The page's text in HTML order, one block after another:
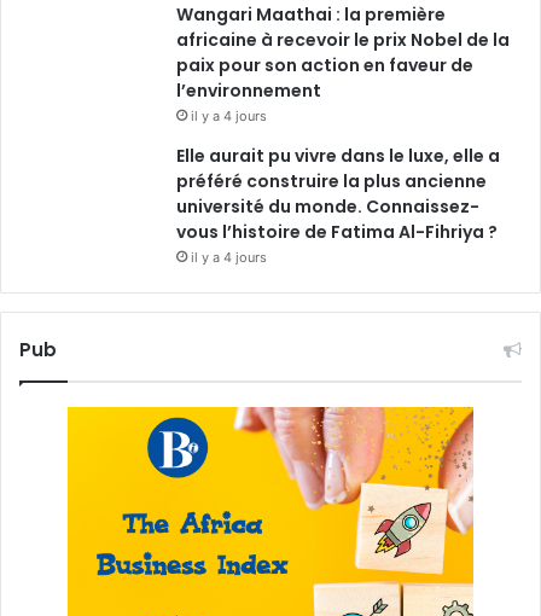
Wangari Maathai : la première
africaine à recevoir le prix Nobel de la
paix pour son action en faveur de
l’environnement
il y a 4 jours
Elle aurait pu vivre dans le luxe, elle a
préféré construire la plus ancienne
université du monde. Connaissez-
vous l’histoire de Fatima Al-Fihriya ?
il y a 4 jours
Pub